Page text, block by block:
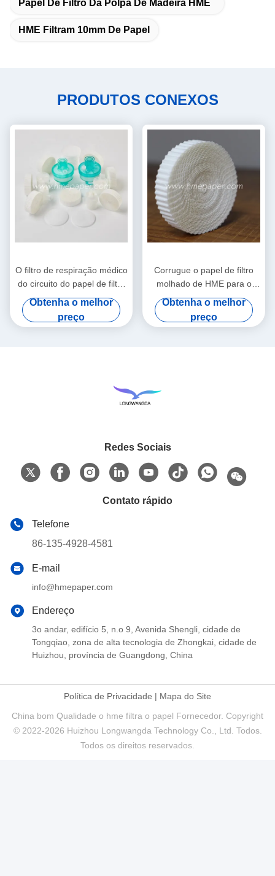
Papel De Filtro Da Polpa De Madeira HME
HME Filtram 10mm De Papel
PRODUTOS CONEXOS
O filtro de respiração médico
do circuito do papel de filtro
de HMEF HME corrugou o
Obtenha o melhor
preço
Corrugue o papel de filtro
molhado de HME para o
outro Comsumables médico
Obtenha o melhor
preço
Redes Sociais
Contato rápido
Telefone
86-135-4928-4581
E-mail
info@hmepaper.com
Endereço
3o andar, edifício 5, n.o 9, Avenida Shengli, cidade de
Tongqiao, zona de alta tecnologia de Zhongkai, cidade de
Huizhou, província de Guangdong, China
Política de Privacidade | Mapa do Site
China bom Qualidade o hme filtra o papel Fornecedor. Copyright
© 2022-2026 Huizhou Longwangda Technology Co., Ltd. Todos.
Todos os direitos reservados.